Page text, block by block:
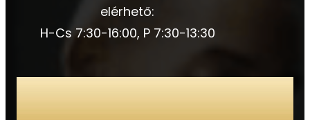
elérhető:
H-Cs 7:30-16:00, P 7:30-13:30